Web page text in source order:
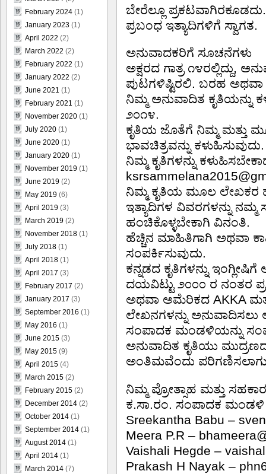
ಬೇರೆಲ್ಲೂ
ಪ್ರಬಂಧ ಇತ್ಯಾದಿಗಳಿಗೆ ಸ್ವಾಗತ.
ಅನುವಾದಕರಿಗೆ ಸೂಚನೆಗಳು
ಅಕ್ಷರದ ಗಾತ್ರ ೧೪ರಲ್ಲಿದ್ದು,
ಪುಟಗಳಿಷ್ಟಿರಲಿ. ಬರಹ
ನಿಮ್ಮ ಅನುವಾದಿತ
೨೦೧೪.
ಕೃತಿಯ ಜೊತೆಗೆ ನಿಮ್ಮ ಮತ್ತು
ಭಾವಚಿತ್ರವನ್ನು ಕಳುಹಿಸುವುದು.
ನಿಮ್ಮ ಕೃತಿಗಳನ್ನು
ನಿಮ್ಮ ಕೃತಿಯ ಮೂಲ ಲೇಖಕರ
ಇತ್ಯಾದಿಗಳ ವಿವರಗಳನ್ನು
ಹಂಚಿಕೊಳ್ಳಬೇಕಾಗಿ ವಿನಂತಿ.
ಹೆಚ್ಚಿನ ಮಾಹಿತಿಗಾಗಿ ಅಥವಾ
ಸಂಪರ್ಕಿಸುವುದು.
ಕನ್ನಡದ ಕೃತಿಗಳನ್ನು
ದಯವಿಟ್ಟು ೨೦೦೦ ರ ನಂತರ
ಅಥವಾ ಅಮೆರಿಕದ AKKA
ಲೇಖನಗಳನ್ನು
ಸಂಪಾದಕ ಮಂಡಳಿಯನ್ನು
ಅನುವಾದಿತ ಕೃತಿಯು
ಅಂತಿಮವೆಂದು
ನಿಮ್ಮ ಪ್ರೋತ್ಸಾಹ ಮತ್ತು
ಕ.ಸಾ.ರಂ. ಸಂಪಾದಕ ಮಂಡಳಿ
Sreekantha Babu –
Meera P.R –
Vaishali Hegde –
Prakash H Nayak –
February 2024 (1)
January 2023 (1)
April 2022 (2)
March 2022 (2)
February 2022 (1)
January 2022 (2)
June 2021 (1)
February 2021 (1)
November 2020 (1)
July 2020 (1)
June 2020 (1)
January 2020 (1)
November 2019 (1)
June 2019 (2)
May 2019 (6)
April 2019 (3)
March 2019 (2)
November 2018 (1)
July 2018 (1)
April 2018 (1)
April 2017 (3)
February 2017 (2)
January 2017 (3)
September 2016 (1)
May 2016 (1)
June 2015 (3)
May 2015 (9)
April 2015 (4)
March 2015 (2)
February 2015 (2)
December 2014 (2)
October 2014 (1)
September 2014 (1)
August 2014 (1)
April 2014 (1)
March 2014 (7)